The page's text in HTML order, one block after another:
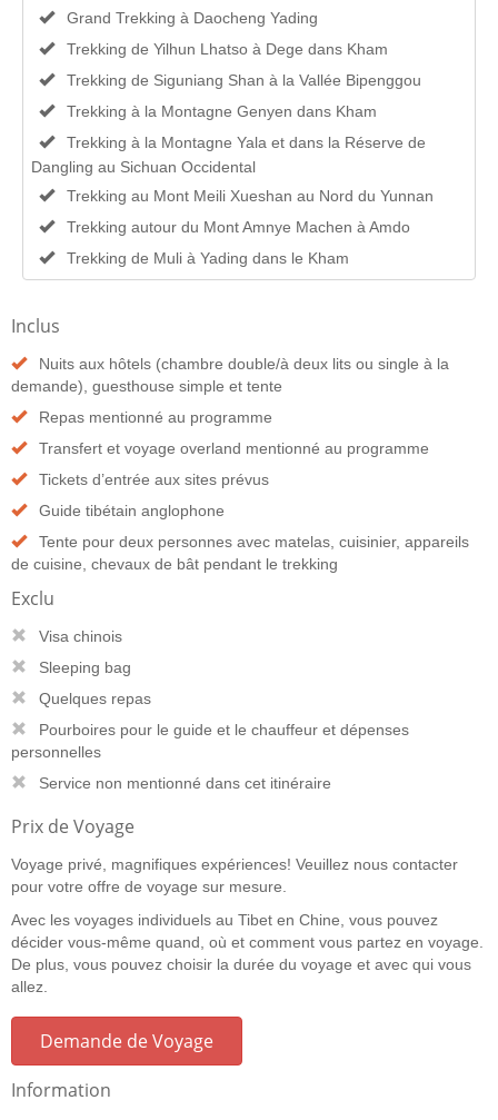
Grand Trekking à Daocheng Yading
Trekking de Yilhun Lhatso à Dege dans Kham
Trekking de Siguniang Shan à la Vallée Bipenggou
Trekking à la Montagne Genyen dans Kham
Trekking à la Montagne Yala et dans la Réserve de
Dangling au Sichuan Occidental
Trekking au Mont Meili Xueshan au Nord du Yunnan
Trekking autour du Mont Amnye Machen à Amdo
Trekking de Muli à Yading dans le Kham
Inclus
Nuits aux hôtels (chambre double/à deux lits ou single à la
demande), guesthouse simple et tente
Repas mentionné au programme
Transfert et voyage overland mentionné au programme
Tickets d’entrée aux sites prévus
Guide tibétain anglophone
Tente pour deux personnes avec matelas, cuisinier, appareils
de cuisine, chevaux de bât pendant le trekking
Exclu
Visa chinois
Sleeping bag
Quelques repas
Pourboires pour le guide et le chauffeur et dépenses
personnelles
Service non mentionné dans cet itinéraire
Prix de Voyage
Voyage privé, magnifiques expériences! Veuillez nous contacter
pour votre offre de voyage sur mesure.
Avec les voyages individuels au Tibet en Chine, vous pouvez
décider vous-même quand, où et comment vous partez en voyage.
De plus, vous pouvez choisir la durée du voyage et avec qui vous
allez.
Demande de Voyage
Information